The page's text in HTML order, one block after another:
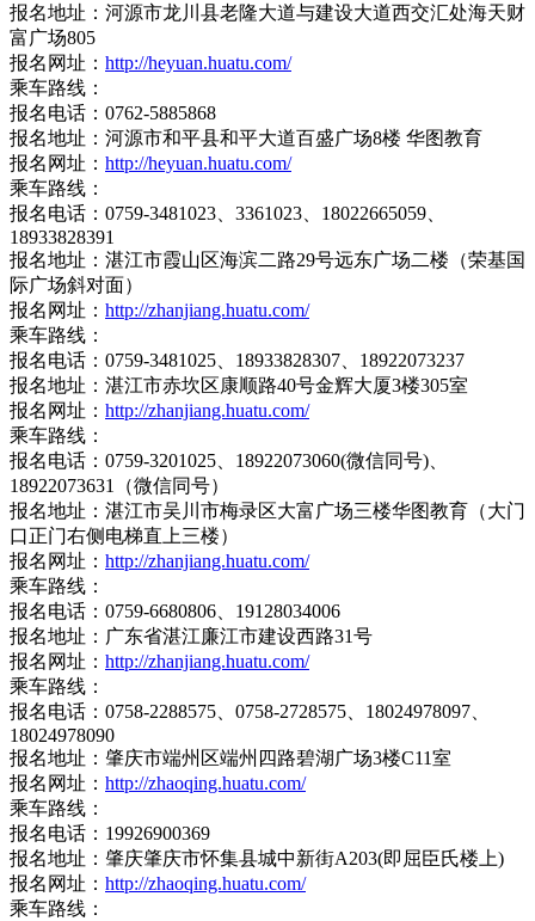
报名地址：河源市龙川县老隆大道与建设大道西交汇处海天财
富广场805
报名网址： http://heyuan.huatu.com/
乘车路线：
报名电话：0762-5885868
报名地址：河源市和平县和平大道百盛广场8楼 华图教育
报名网址： http://heyuan.huatu.com/
乘车路线：
报名电话：0759-3481023、3361023、18022665059、
18933828391
报名地址：湛江市霞山区海滨二路29号远东广场二楼（荣基国
际广场斜对面）
报名网址： http://zhanjiang.huatu.com/
乘车路线：
报名电话：0759-3481025、18933828307、18922073237
报名地址：湛江市赤坎区康顺路40号金辉大厦3楼305室
报名网址： http://zhanjiang.huatu.com/
乘车路线：
报名电话：0759-3201025、18922073060(微信同号)、
18922073631（微信同号）
报名地址：湛江市吴川市梅录区大富广场三楼华图教育（大门
口正门右侧电梯直上三楼）
报名网址： http://zhanjiang.huatu.com/
乘车路线：
报名电话：0759-6680806、19128034006
报名地址：广东省湛江廉江市建设西路31号
报名网址： http://zhanjiang.huatu.com/
乘车路线：
报名电话：0758-2288575、0758-2728575、18024978097、
18024978090
报名地址：肇庆市端州区端州四路碧湖广场3楼C11室
报名网址： http://zhaoqing.huatu.com/
乘车路线：
报名电话：19926900369
报名地址：肇庆肇庆市怀集县城中新街A203(即屈臣氏楼上)
报名网址： http://zhaoqing.huatu.com/
乘车路线：